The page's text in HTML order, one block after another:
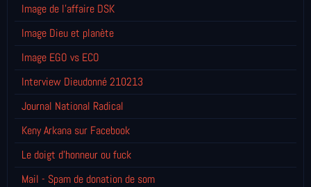
Image de l'affaire DSK
Image Dieu et planète
Image EGO vs ECO
Interview Dieudonné 210213
Journal National Radical
Keny Arkana sur Facebook
Le doigt d'honneur ou fuck
Mail - Spam de donation de som